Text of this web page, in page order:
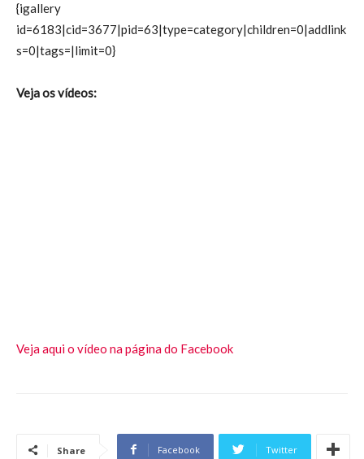
{igallery
id=6183|cid=3677|pid=63|type=category|children=0|addlink
s=0|tags=|limit=0}
Veja os vídeos:
Veja aqui o vídeo na página do Facebook
Share Facebook Twitter